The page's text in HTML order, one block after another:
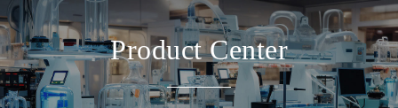
Product Center